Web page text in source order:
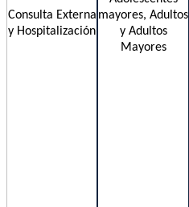
Consulta Externa
y Hospitalización
mayores, Adultos
y Adultos
Mayores